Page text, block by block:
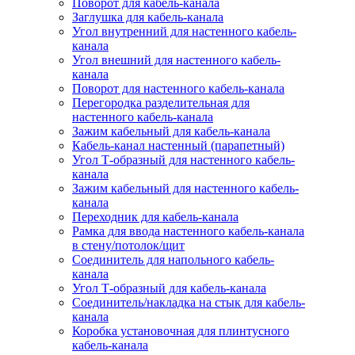
Поворот для кабель-канала
Заглушка для кабель-канала
Угол внутренний для настенного кабель-
канала
Угол внешний для настенного кабель-
канала
Поворот для настенного кабель-канала
Перегородка разделительная для
настенного кабель-канала
Зажим кабельный для кабель-канала
Кабель-канал настенный (парапетный)
Угол Т-образный для настенного кабель-
канала
Зажим кабельный для настенного кабель-
канала
Переходник для кабель-канала
Рамка для ввода настенного кабель-канала
в стену/потолок/щит
Соединитель для напольного кабель-
канала
Угол Т-образный для кабель-канала
Соединитель/накладка на стык для кабель-
канала
Коробка установочная для плинтусного
кабель-канала